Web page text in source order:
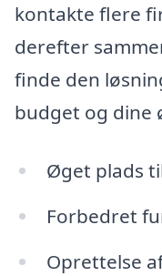
kontakte flere
derefter
finde den
budget og dine
Øget plads
Forbedret
Oprettelse